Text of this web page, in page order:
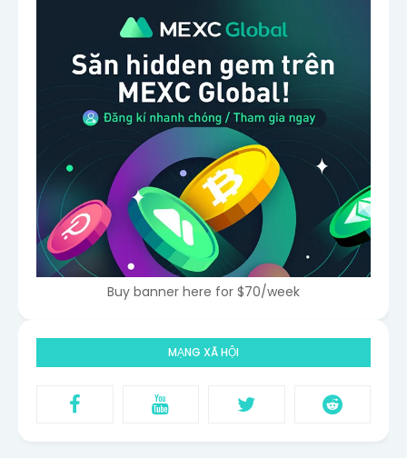
Buy banner here for $70/week
MẠNG XÃ HỘI